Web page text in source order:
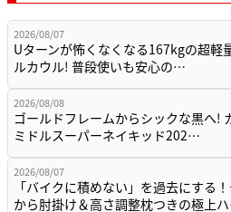
2026/08/07
Uターンが怖くなくなる167kgの超軽
ルカウル! 普段使いも安心の…
2026/08/08
ゴールドフレームからシックな黒へ!
ミドルスーパーネイキッド202…
2026/08/07
「バイクに積めない」を過去にする
から肘掛け＆高さ調整枕つきの極上